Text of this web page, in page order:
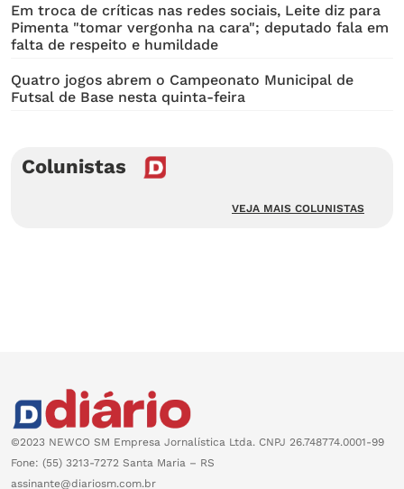
Em troca de críticas nas redes sociais, Leite diz para
Pimenta "tomar vergonha na cara"; deputado fala em
falta de respeito e humildade
Quatro jogos abrem o Campeonato Municipal de
Futsal de Base nesta quinta-feira
Colunistas
VEJA MAIS COLUNISTAS
©2023 NEWCO SM Empresa Jornalística Ltda. CNPJ 26.748774.0001-99
Fone: (55) 3213-7272 Santa Maria – RS
assinante@diariosm.com.br